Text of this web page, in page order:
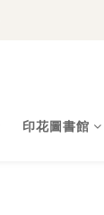
印花圖書館